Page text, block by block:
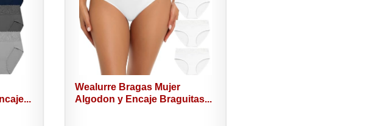
Wealurre Bragas Mujer
Algodon y Encaje Braguitas...